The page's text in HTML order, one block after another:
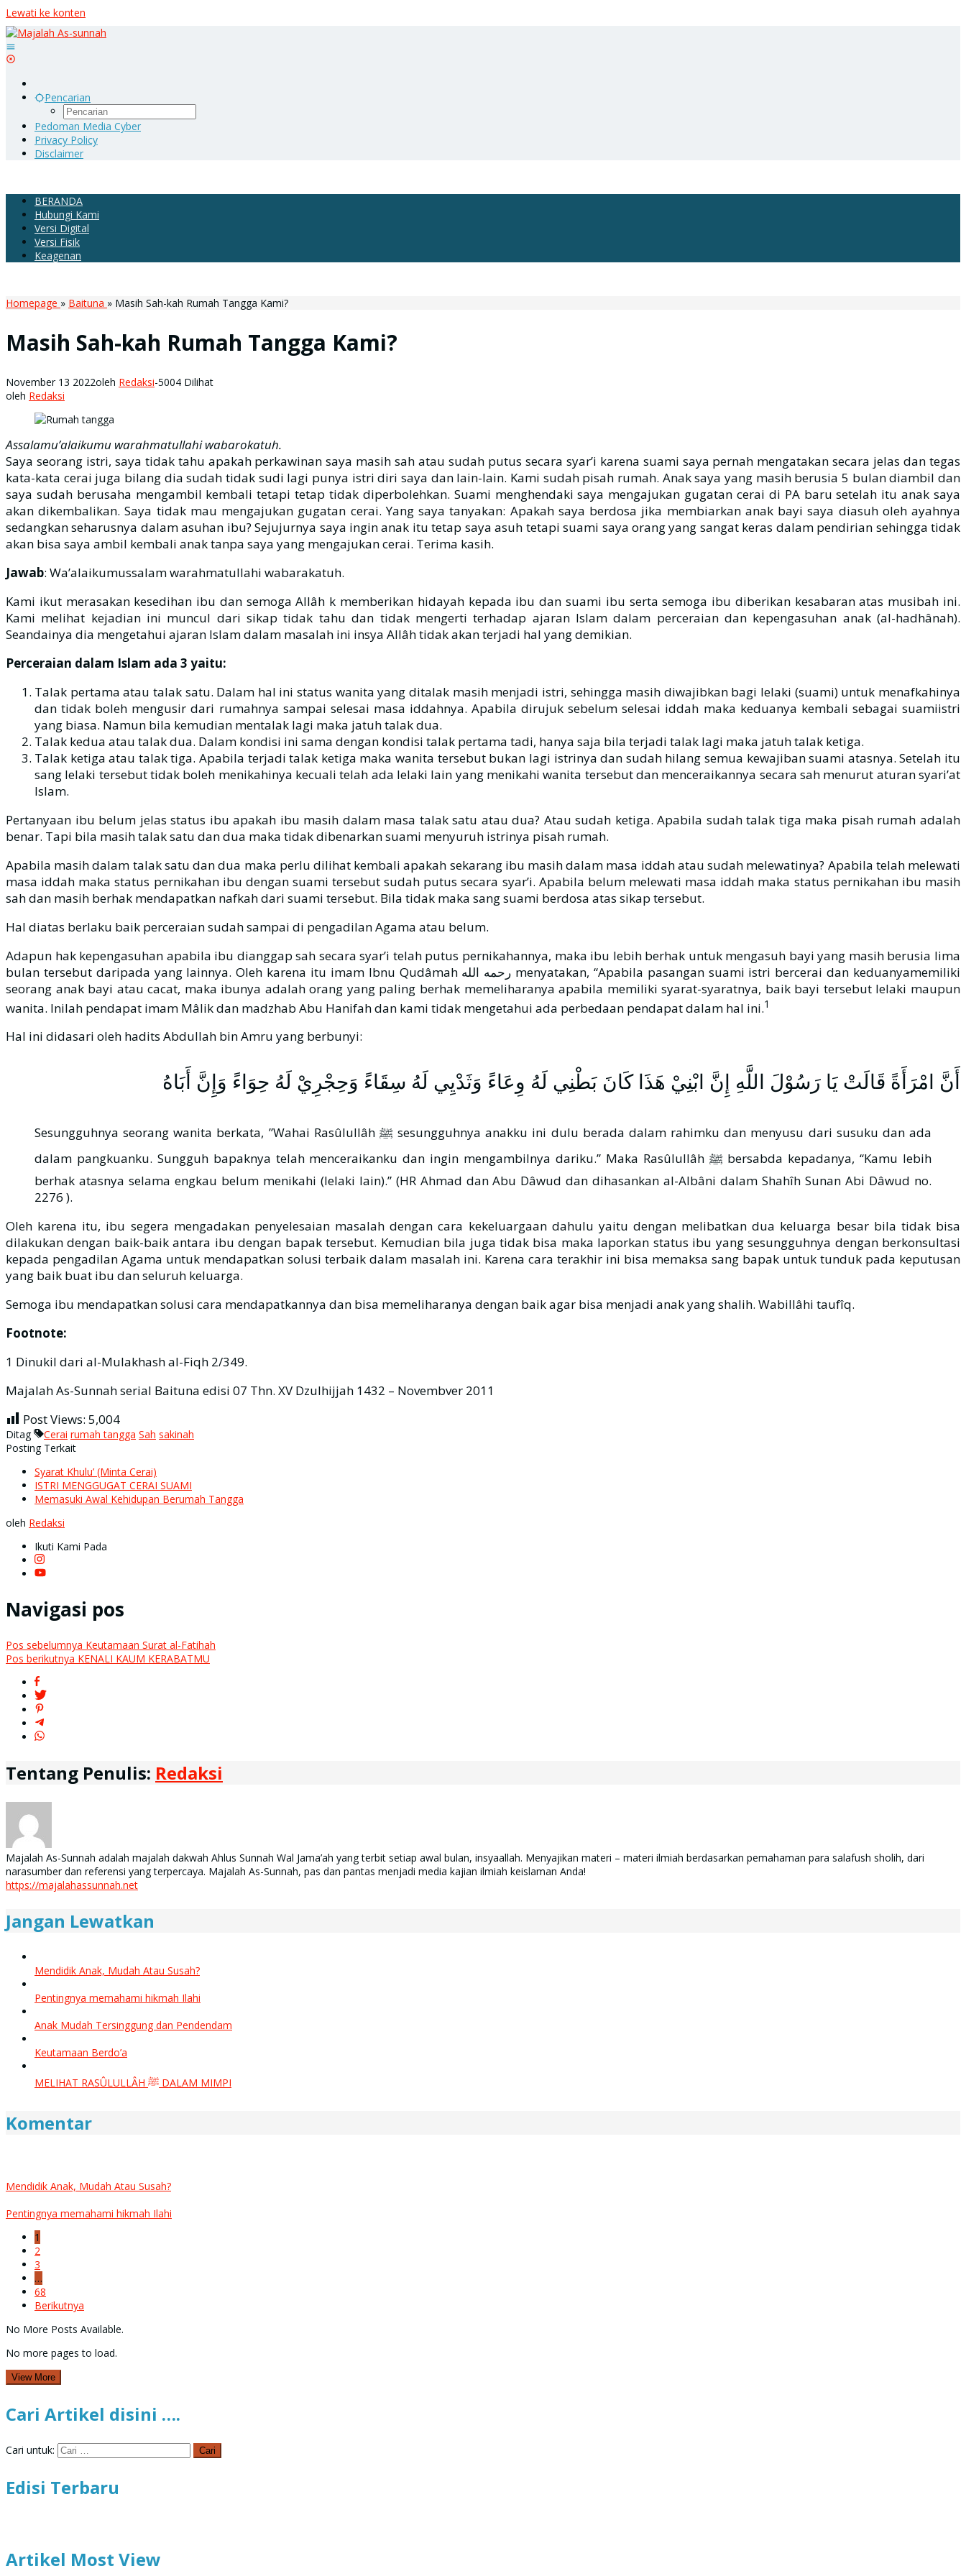
Lewati ke konten
Pencarian
Pedoman Media Cyber
Privacy Policy
Disclaimer
BERANDA
Hubungi Kami
Versi Digital
Versi Fisik
Keagenan
Homepage » Baituna » Masih Sah-kah Rumah Tangga Kami?
Masih Sah-kah Rumah Tangga Kami?
November 13 2022oleh Redaksi-5004 Dilihat
oleh Redaksi
Assalamu’alaikumu warahmatullahi wabarokatuh.
Saya seorang istri, saya tidak tahu apakah perkawinan saya masih sah atau sudah putus secara syar’i karena suami saya pernah mengatakan secara jelas dan tegas
kata-kata cerai juga bilang dia sudah tidak sudi lagi punya istri diri saya dan lain-lain. Kami sudah pisah rumah. Anak saya yang masih berusia 5 bulan diambil dan
saya sudah berusaha mengambil kembali tetapi tetap tidak diperbolehkan. Suami menghendaki saya mengajukan gugatan cerai di PA baru setelah itu anak saya
akan dikembalikan. Saya tidak mau mengajukan gugatan cerai. Yang saya tanyakan: Apakah saya berdosa jika membiarkan anak bayi saya diasuh oleh ayahnya
sedangkan seharusnya dalam asuhan ibu? Sejujurnya saya ingin anak itu tetap saya asuh tetapi suami saya orang yang sangat keras dalam pendirian sehingga tidak
akan bisa saya ambil kembali anak tanpa saya yang mengajukan cerai. Terima kasih.
Jawab: Wa’alaikumussalam warahmatullahi wabarakatuh.
Kami ikut merasakan kesedihan ibu dan semoga Allâh k memberikan hidayah kepada ibu dan suami ibu serta semoga ibu diberikan kesabaran atas musibah ini.
Kami melihat kejadian ini muncul dari sikap tidak tahu dan tidak mengerti terhadap ajaran Islam dalam perceraian dan kepengasuhan anak (al-hadhânah).
Seandainya dia mengetahui ajaran Islam dalam masalah ini insya Allâh tidak akan terjadi hal yang demikian.
Perceraian dalam Islam ada 3 yaitu:
Talak pertama atau talak satu. Dalam hal ini status wanita yang ditalak masih menjadi istri, sehingga masih diwajibkan bagi lelaki (suami) untuk menafkahinya
dan tidak boleh mengusir dari rumahnya sampai selesai masa iddahnya. Apabila dirujuk sebelum selesai iddah maka keduanya kembali sebagai suamiistri
yang biasa. Namun bila kemudian mentalak lagi maka jatuh talak dua.
Talak kedua atau talak dua. Dalam kondisi ini sama dengan kondisi talak pertama tadi, hanya saja bila terjadi talak lagi maka jatuh talak ketiga.
Talak ketiga atau talak tiga. Apabila terjadi talak ketiga maka wanita tersebut bukan lagi istrinya dan sudah hilang semua kewajiban suami atasnya. Setelah itu
sang lelaki tersebut tidak boleh menikahinya kecuali telah ada lelaki lain yang menikahi wanita tersebut dan menceraikannya secara sah menurut aturan syari’at
Islam.
Pertanyaan ibu belum jelas status ibu apakah ibu masih dalam masa talak satu atau dua? Atau sudah ketiga. Apabila sudah talak tiga maka pisah rumah adalah
benar. Tapi bila masih talak satu dan dua maka tidak dibenarkan suami menyuruh istrinya pisah rumah.
Apabila masih dalam talak satu dan dua maka perlu dilihat kembali apakah sekarang ibu masih dalam masa iddah atau sudah melewatinya? Apabila telah melewati
masa iddah maka status pernikahan ibu dengan suami tersebut sudah putus secara syar’i. Apabila belum melewati masa iddah maka status pernikahan ibu masih
sah dan masih berhak mendapatkan nafkah dari suami tersebut. Bila tidak maka sang suami berdosa atas sikap tersebut.
Hal diatas berlaku baik perceraian sudah sampai di pengadilan Agama atau belum.
Adapun hak kepengasuhan apabila ibu dianggap sah secara syar’i telah putus pernikahannya, maka ibu lebih berhak untuk mengasuh bayi yang masih berusia lima
bulan tersebut daripada yang lainnya. Oleh karena itu imam Ibnu Qudâmah رحمه الله menyatakan, “Apabila pasangan suami istri bercerai dan keduanyamemiliki
seorang anak bayi atau cacat, maka ibunya adalah orang yang paling berhak memeliharanya apabila memiliki syarat-syaratnya, baik bayi tersebut lelaki maupun
wanita. Inilah pendapat imam Mâlik dan madzhab Abu Hanifah dan kami tidak mengetahui ada perbedaan pendapat dalam hal ini.1
Hal ini didasari oleh hadits Abdullah bin Amru yang berbunyi:
أَنَّ امْرَأَةً قَالَتْ يَا رَسُوْلَ اللَّهِ إِنَّ ابْنِيْ هَذَا كَانَ بَطْنِي لَهُ وِعَاءً وَثَدْيِي لَهُ سِقَاءً وَحِجْرِيْ لَهُ حِوَاءً وَإِنَّ أَبَاهُ
Sesungguhnya seorang wanita berkata, ”Wahai Rasûlullâh ﷺ sesungguhnya anakku ini dulu berada dalam rahimku dan menyusu dari susuku dan ada
dalam pangkuanku. Sungguh bapaknya telah menceraikanku dan ingin mengambilnya dariku.” Maka Rasûlullâh ﷺ bersabda kepadanya, “Kamu lebih
berhak atasnya selama engkau belum menikahi (lelaki lain).” (HR Ahmad dan Abu Dâwud dan dihasankan al-Albâni dalam Shahîh Sunan Abi Dâwud no.
2276 ).
Oleh karena itu, ibu segera mengadakan penyelesaian masalah dengan cara kekeluargaan dahulu yaitu dengan melibatkan dua keluarga besar bila tidak bisa
dilakukan dengan baik-baik antara ibu dengan bapak tersebut. Kemudian bila juga tidak bisa maka laporkan status ibu yang sesungguhnya dengan berkonsultasi
kepada pengadilan Agama untuk mendapatkan solusi terbaik dalam masalah ini. Karena cara terakhir ini bisa memaksa sang bapak untuk tunduk pada keputusan
yang baik buat ibu dan seluruh keluarga.
Semoga ibu mendapatkan solusi cara mendapatkannya dan bisa memeliharanya dengan baik agar bisa menjadi anak yang shalih. Wabillâhi taufîq.
Footnote:
1 Dinukil dari al-Mulakhash al-Fiqh 2/349.
Majalah As-Sunnah serial Baituna edisi 07 Thn. XV Dzulhijjah 1432 – Novembver 2011
Post Views: 5,004
Ditag Cerai rumah tangga Sah sakinah
Posting Terkait
Syarat Khulu’ (Minta Cerai)
ISTRI MENGGUGAT CERAI SUAMI
Memasuki Awal Kehidupan Berumah Tangga
oleh Redaksi
Ikuti Kami Pada
Navigasi pos
Pos sebelumnya Keutamaan Surat al-Fatihah
Pos berikutnya KENALI KAUM KERABATMU
Tentang Penulis: Redaksi
Majalah As-Sunnah adalah majalah dakwah Ahlus Sunnah Wal Jama’ah yang terbit setiap awal bulan, insyaallah. Menyajikan materi – materi ilmiah berdasarkan pemahaman para salafush sholih, dari
narasumber dan referensi yang terpercaya. Majalah As-Sunnah, pas dan pantas menjadi media kajian ilmiah keislaman Anda!
https://majalahassunnah.net
Jangan Lewatkan
Mendidik Anak, Mudah Atau Susah?
Pentingnya memahami hikmah Ilahi
Anak Mudah Tersinggung dan Pendendam
Keutamaan Berdo’a
MELIHAT RASÛLULLÂH ﷺ DALAM MIMPI
Komentar
Mendidik Anak, Mudah Atau Susah?
Pentingnya memahami hikmah Ilahi
1
2
3
…
68
Berikutnya
No More Posts Available.
No more pages to load.
View More
Cari Artikel disini ….
Cari untuk:
Edisi Terbaru
Artikel Most View